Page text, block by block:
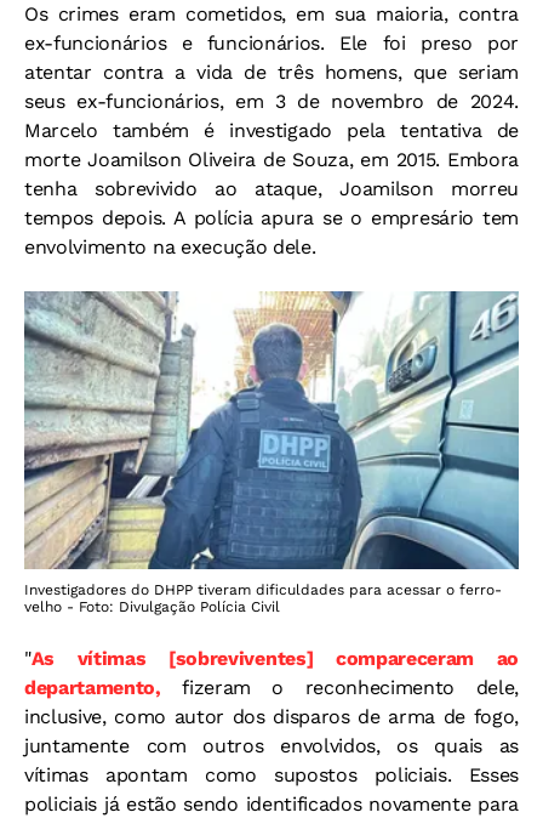
Os crimes eram cometidos, em sua maioria, contra
ex-funcionários e funcionários. Ele foi preso por
atentar contra a vida de três homens, que seriam
seus ex-funcionários, em 3 de novembro de 2024.
Marcelo também é investigado pela tentativa de
morte Joamilson Oliveira de Souza, em 2015. Embora
tenha sobrevivido ao ataque, Joamilson morreu
tempos depois. A polícia apura se o empresário tem
envolvimento na execução dele.
Investigadores do DHPP tiveram dificuldades para acessar o ferro-
velho - Foto: Divulgação Polícia Civil
"As vítimas [sobreviventes] compareceram ao
departamento, fizeram o reconhecimento dele,
inclusive, como autor dos disparos de arma de fogo,
juntamente com outros envolvidos, os quais as
vítimas apontam como supostos policiais. Esses
policiais já estão sendo identificados novamente para